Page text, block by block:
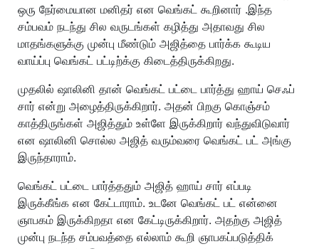
ஒரு நேர்மையான மனிதர் என வெங்கட் கூறினார் .இந்த
சம்பவம் நடந்து சில வருடங்கள் கழித்து அதாவது சில
மாதங்களுக்கு முன்பு மீண்டும் அஜித்தை பார்க்க கூடிய
வாய்ப்பு வெங்கட் பட்டிற்க்கு கிடைத்திருக்கிறது.
முதலில் ஷாலினி தான் வெங்கட் பட்டை பார்த்து ஹாய் செஃப்
சார் என்று அழைத்திருக்கிறார். அதன் பிறகு கொஞ்சம்
காத்திருங்கள் அஜித்தும் உள்ளே இருக்கிறார் வந்துவிடுவார்
என ஷாலினி சொல்ல அஜித் வரும்வரை வெங்கட் பட் அங்கு
இருந்தாராம்.
வெங்கட் பட்டை பார்த்ததும் அஜித் ஹாய் சார் எப்படி
இருக்கீங்க என கேட்டாராம். உடனே வெங்கட் பட் என்னை
ஞாபகம் இருக்கிறதா என கேட்டிருக்கிறார். அதற்கு அஜித்
முன்பு நடந்த சம்பவத்தை எல்லாம் கூறி ஞாபகப்படுத்திக்